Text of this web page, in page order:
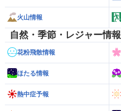
火山情報
自然・季節・レジャー情報
花粉飛散情報
ほたる情報
熱中症予報